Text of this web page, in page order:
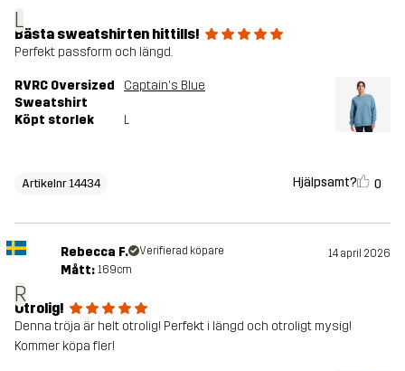
L
Bästa sweatshirten hittills!
Perfekt passform och längd.
RVRC Oversized
Sweatshirt
Captain's Blue
Köpt storlek L
Artikelnr 14434 Hjälpsamt? 0
R
Rebecca F. Verifierad köpare 14 april 2026
Mått: 169cm
Otrolig!
Denna tröja är helt otrolig! Perfekt i längd och otroligt mysig!
Kommer köpa fler!